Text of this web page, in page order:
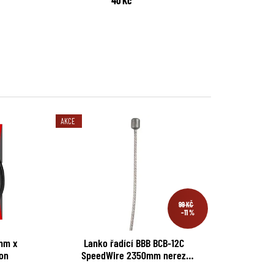
x
teflon
AKCE
99 KČ
–11 %
Lanko řadící BBB BCB-12C
SpeedWire 2350mm nerez